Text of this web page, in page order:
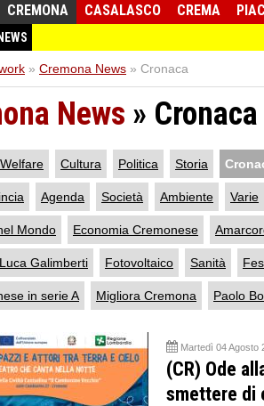
CREMONA CASALASCO CREMA
» Cremona News » Cronaca
News » Cronaca
Welfare Cultura Politica Storia
Agenda Società Ambiente Varie
Mondo Economia Cremonese
Galimberti Fotovoltaico Sanità
in serie A Migliora Cremona Paolo
Martedì 04 Agosto
(CR) Ode
smettere di